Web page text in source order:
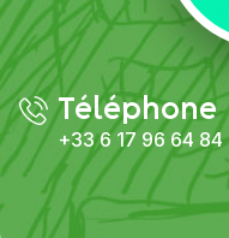
Téléphone
+33 6 17 96 64 84